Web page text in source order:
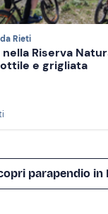
da Rieti
Riserva
e grigliata
parapendio in